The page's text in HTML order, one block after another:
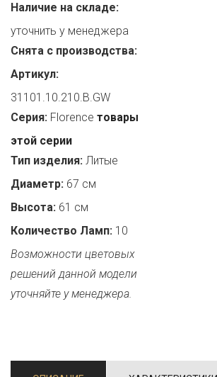
Наличие на складе:
уточнить у менеджера
Снята с производства:
Артикул:
31101.10.210.B.GW
Серия: Florence товары
этой серии
Тип изделия: Литые
Диаметр: 67 см
Высота: 61 см
Количество Ламп: 10
Возможности цветовых
решений данной модели
уточняйте у менеджера.